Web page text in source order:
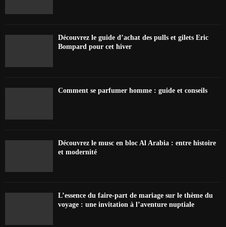
Découvrez le guide d’achat des pulls et gilets Eric
Bompard pour cet hiver
Comment se parfumer homme : guide et conseils
Découvrez le musc en bloc Al Arabia : entre histoire
et modernité
L’essence du faire-part de mariage sur le thème du
voyage : une invitation à l’aventure nuptiale